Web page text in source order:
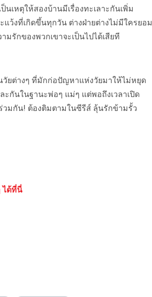
เหตุให้สองบ้านมีเรื่องทะเลาะกันเพิ่ม
ว้งที่เกิดขึ้นทุกวัน ต่างฝ่ายต่างไม่มีใครยอม
รักของพวกเขาจะเป็นไปได้เสียที
ต่างๆ ที่มักก่อปัญหาแห่งวัยมาให้ไม่หยุด
กันในฐานะพ่อๆ แม่ๆ แต่พอถึงเวลาเปิด
วมกัน! ต้องติมตามในซีรีส์ ลุ้นรักข้ามรั้ว
ได้ที่นี่